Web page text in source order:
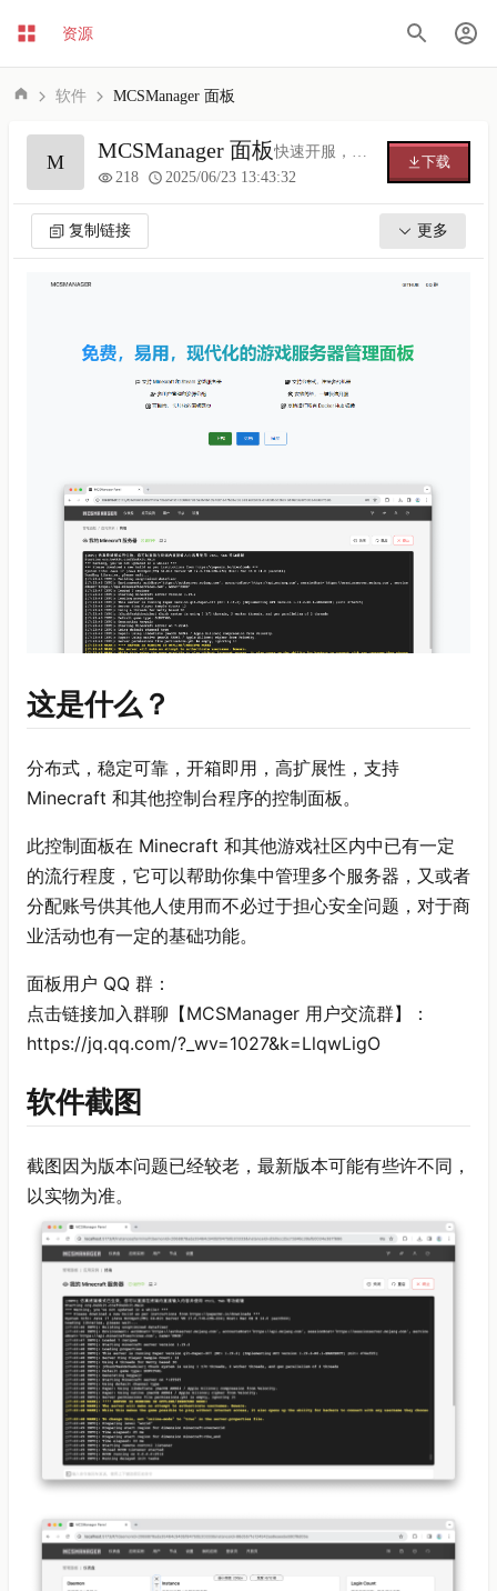
资源
软件 MCSManager 面板
M MCSManager 面板
快速开服，免费，易用，现代化，支持 Minecraft 和 Steam 游戏的服务器管理面板
218
2025/06/23 13:43:32
下载
复制链接 更多
这是什么？
分布式，稳定可靠，开箱即用，高扩展性，支持
Minecraft 和其他控制台程序的控制面板。
此控制面板在 Minecraft 和其他游戏社区内中已有一定
的流行程度，它可以帮助你集中管理多个服务器，又或者
分配账号供其他人使用而不必过于担心安全问题，对于商
业活动也有一定的基础功能。
面板用户 QQ 群：
点击链接加入群聊【MCSManager 用户交流群】：
https://jq.qq.com/?_wv=1027&k=LlqwLigO
软件截图
截图因为版本问题已经较老，最新版本可能有些许不同，
以实物为准。